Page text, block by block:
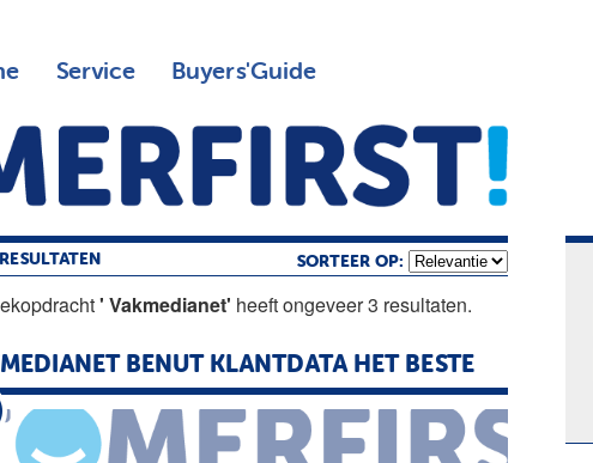
Service Buyers'Guide
SORTEER OP:
' Vakmedianet' heeft ongeveer 3 resultaten.
BENUT KLANTDATA HET BESTE